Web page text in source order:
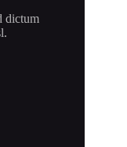
dictum